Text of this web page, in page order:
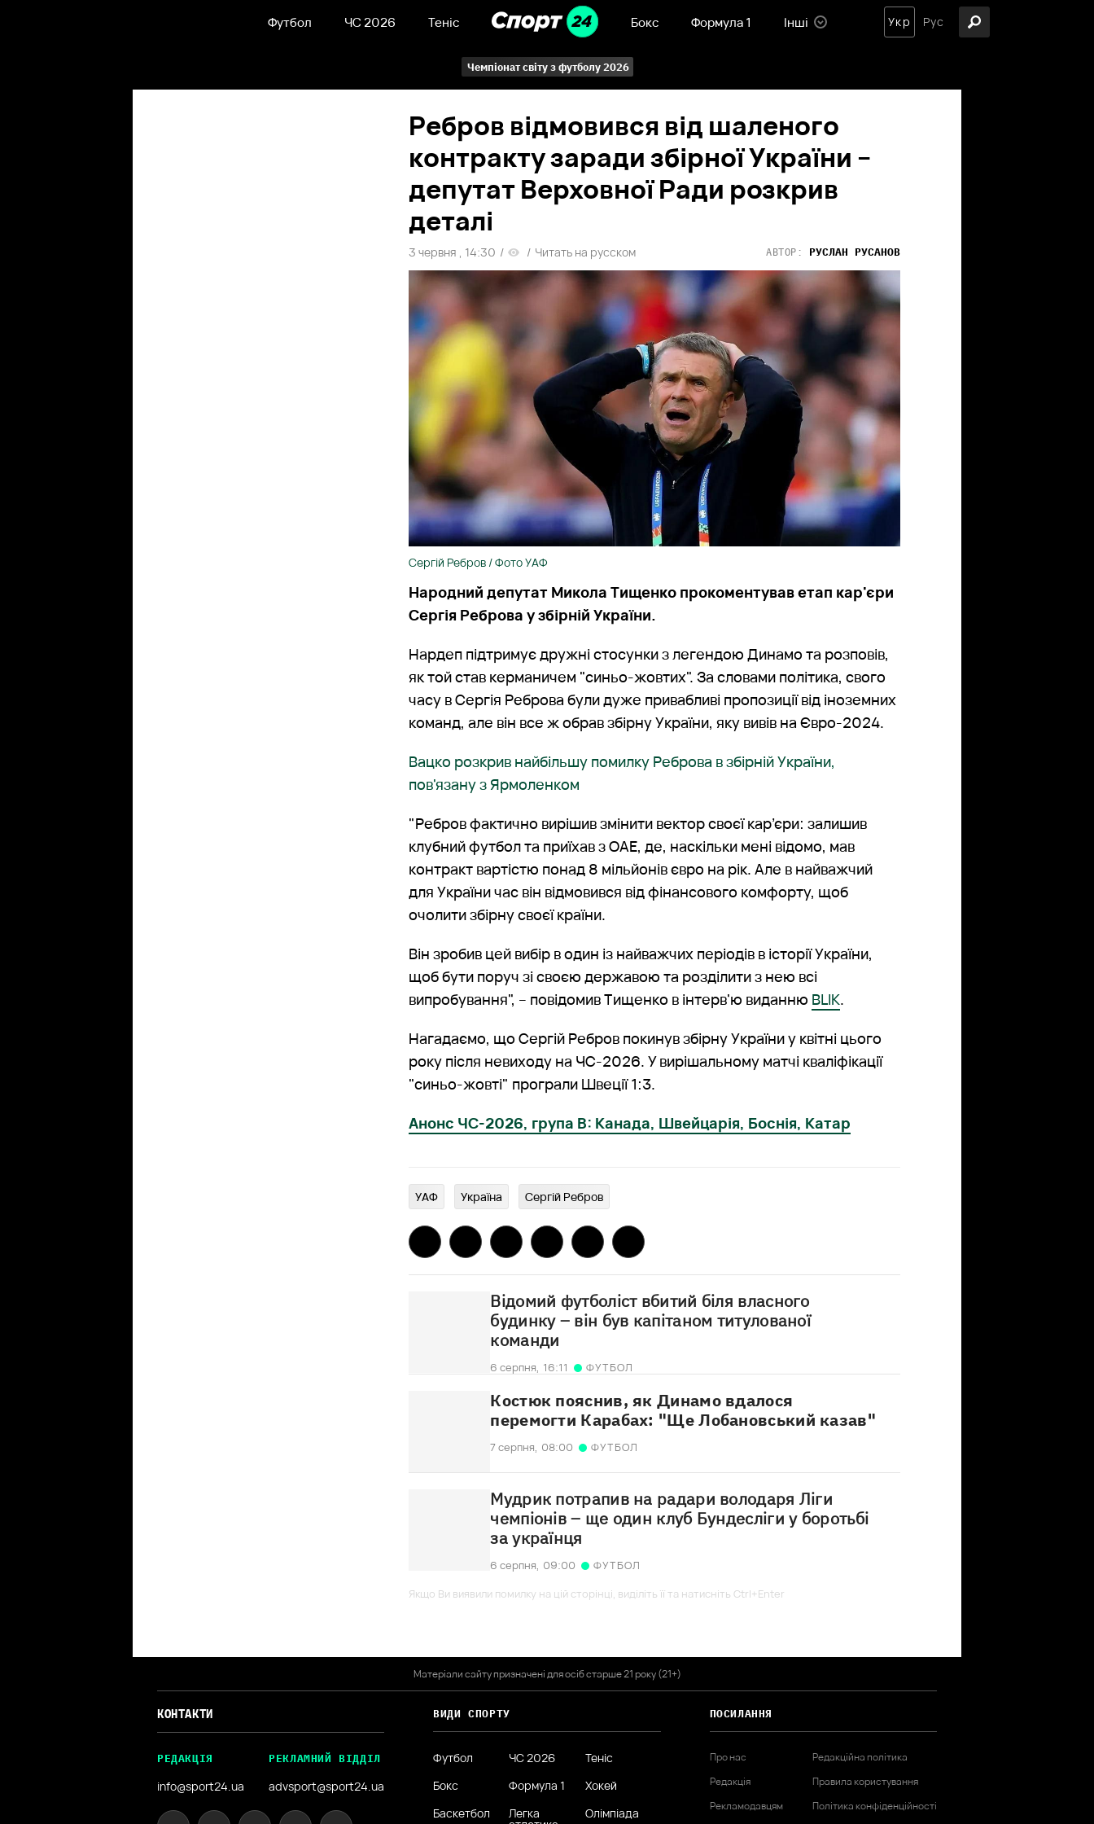
Футбол ЧС 2026 Теніс Бокс Формула 1 Інші Укр Рус
Чемпіонат світу з футболу 2026
Ребров відмовився від шаленого
контракту заради збірної України –
депутат Верховної Ради розкрив
деталі
3 червня , 14:30 / / Читать на русском АВТОР: РУСЛАН РУСАНОВ
Сергій Ребров / Фото УАФ
Народний депутат Микола Тищенко прокоментував етап кар'єри
Сергія Реброва у збірній України.
Нардеп підтримує дружні стосунки з легендою Динамо та розповів,
як той став керманичем "синьо-жовтих". За словами політика, свого
часу в Сергія Реброва були дуже привабливі пропозиції від іноземних
команд, але він все ж обрав збірну України, яку вивів на Євро-2024.
Вацко розкрив найбільшу помилку Реброва в збірній України,
пов'язану з Ярмоленком
"Ребров фактично вирішив змінити вектор своєї кар’єри: залишив
клубний футбол та приїхав з ОАЕ, де, наскільки мені відомо, мав
контракт вартістю понад 8 мільйонів євро на рік. Але в найважчий
для України час він відмовився від фінансового комфорту, щоб
очолити збірну своєї країни.
Він зробив цей вибір в один із найважчих періодів в історії України,
щоб бути поруч зі своєю державою та розділити з нею всі
випробування", – повідомив Тищенко в інтерв'ю виданню BLIK.
Нагадаємо, що Сергій Ребров покинув збірну України у квітні цього
року після невиходу на ЧС-2026. У вирішальному матчі кваліфікації
"синьо-жовті" програли Швеції 1:3.
Анонс ЧС-2026, група В: Канада, Швейцарія, Боснія, Катар
УАФ Україна Сергій Ребров
Відомий футболіст вбитий біля власного
будинку – він був капітаном титулованої
команди
6 серпня, 16:11 ФУТБОЛ
Костюк пояснив, як Динамо вдалося
перемогти Карабах: "Ще Лобановський казав"
7 серпня, 08:00 ФУТБОЛ
Мудрик потрапив на радари володаря Ліги
чемпіонів – ще один клуб Бундесліги у боротьбі
за українця
6 серпня, 09:00
ФУТБОЛ
Якщо Ви виявили помилку на цій сторінці, виділіть її та натисніть Ctrl+Enter
Матеріали сайту призначені для осіб старше 21 року (21+)
КОНТАКТИ
РЕДАКЦІЯ
info@sport24.ua
РЕКЛАМНИЙ ВІДДІЛ
advsport@sport24.ua
ВИДИ СПОРТУ
Футбол ЧС 2026
Теніс
Бокс
Формула 1
Хокей
Баскетбол
Легка Олімпіада
ПОСИЛАННЯ
Про нас
Редакція
Рекламодавцям
Редакційна політика
Правила користування
Політика конфіденційності